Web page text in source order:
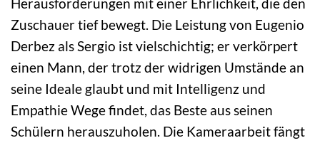
Zuschauer tief bewegt. Die Leistung von Eugenio
Derbez als Sergio ist vielschichtig; er verkörpert
einen Mann, der trotz der widrigen Umstände an
seine Ideale glaubt und mit Intelligenz und
Empathie Wege findet, das Beste aus seinen
Schülern herauszuholen. Die Kameraarbeit fängt